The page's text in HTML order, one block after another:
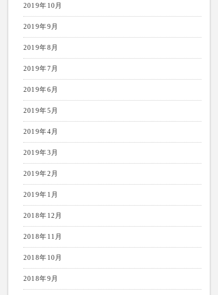
2019年10月
2019年9月
2019年8月
2019年7月
2019年6月
2019年5月
2019年4月
2019年3月
2019年2月
2019年1月
2018年12月
2018年11月
2018年10月
2018年9月